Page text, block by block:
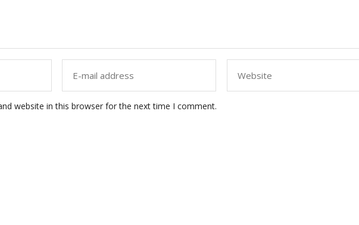
website in this browser for the next time I comment.